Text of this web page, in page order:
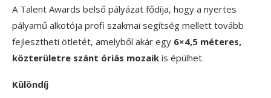
A Talent Awards belső pályázat fődíja, hogy a nyertes
pályamű alkotója profi szakmai segítség mellett tovább
fejlesztheti ötletét, amelyből akár egy 6×4,5 méteres,
közterületre szánt óriás mozaik is épülhet.
Különdíj